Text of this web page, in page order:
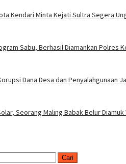
Kendari Minta Kejati Sultra Segera
Sabu, Berhasil Diamankan Polres
Dana Desa dan Penyalahgunaan
Seorang Maling Babak Belur Diamuk